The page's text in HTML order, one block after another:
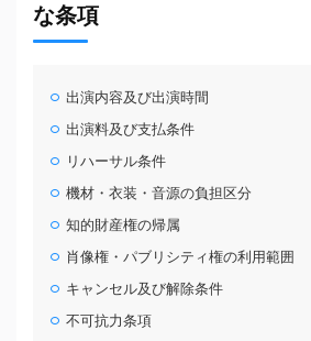
な条項
出演内容及び出演時間
出演料及び支払条件
リハーサル条件
機材・衣装・音源の負担区分
知的財産権の帰属
肖像権・パブリシティ権の利用範囲
キャンセル及び解除条件
不可抗力条項